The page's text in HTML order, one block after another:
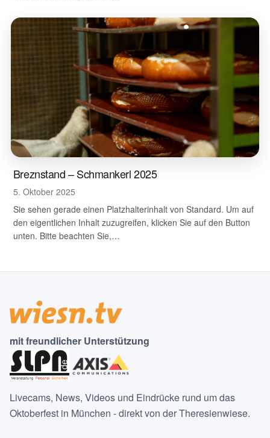
Breznstand – Schmankerl 2025
5. Oktober 2025
Sie sehen gerade einen Platzhalterinhalt von Standard. Um auf
den eigentlichen Inhalt zuzugreifen, klicken Sie auf den Button
unten. Bitte beachten Sie,…
mit freundlicher Unterstützung
Livecams, News, Videos und Eindrücke rund um das
Oktoberfest in München - direkt von der Theresienwiese.